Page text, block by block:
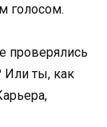
голосом.
проверялись
Или ты, как